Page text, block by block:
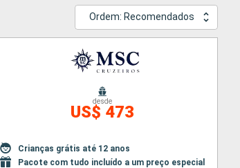
Ordem: Recomendados
desde
US$ 473
Crianças grátis até 12 anos
Pacote com tudo incluído a um preço especial